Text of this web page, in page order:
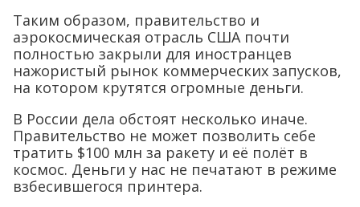
Таким образом, правительство и
аэрокосмическая отрасль США почти
полностью закрыли для иностранцев
нажористый рынок коммерческих запусков,
на котором крутятся огромные деньги.
В России дела обстоят несколько иначе.
Правительство не может позволить себе
тратить $100 млн за ракету и её полёт в
космос. Деньги у нас не печатают в режиме
взбесившегося принтера.